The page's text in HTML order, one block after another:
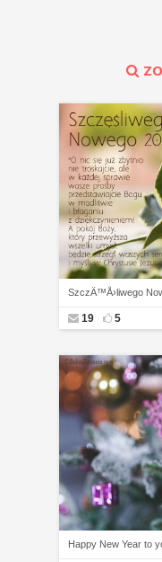
SzczÄ™Å›liwego
19 5
Happy New Year to